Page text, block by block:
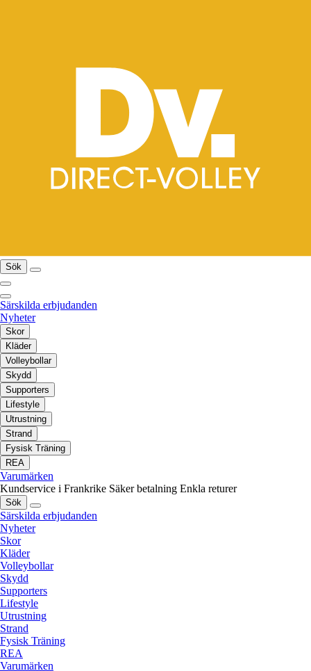
Sök
Särskilda erbjudanden
Nyheter
Skor
Kläder
Volleybollar
Skydd
Supporters
Lifestyle
Utrustning
Strand
Fysisk Träning
REA
Varumärken
Kundservice i Frankrike Säker betalning Enkla returer
Sök
Särskilda erbjudanden
Nyheter
Skor
Kläder
Volleybollar
Skydd
Supporters
Lifestyle
Utrustning
Strand
Fysisk Träning
REA
Varumärken